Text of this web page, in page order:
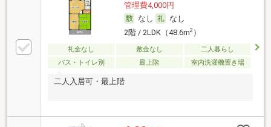
管理費4,000円
なし
なし
2階 / 2LDK（48.6m2）
礼金なし 敷金なし
二人暮らし
バス・トイレ別
最上階 室内洗濯機置き場
二人入居可・最上階